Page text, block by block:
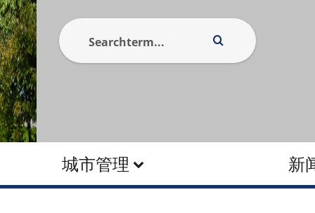
城市管理 新